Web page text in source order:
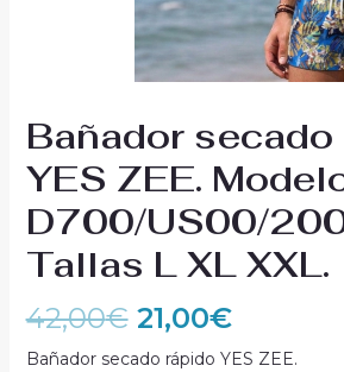
Bañador
YES ZEE.
D700/US00/
Tallas L XL XXL.
42,00€ 21,00€
Bañador secado rápido YES ZEE.